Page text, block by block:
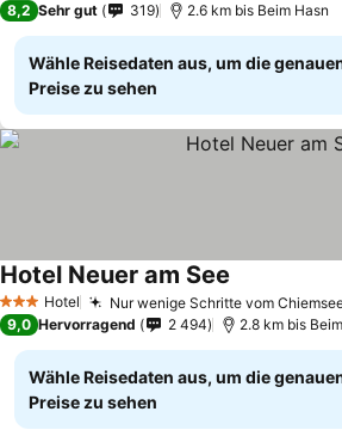
8,2 Sehr gut 319 2.6 km bis Beim Hasn
Wähle Reisedaten aus, um die
Preise zu sehen
3 SterneHotel Nur wenige Schritte vom
Hotel Neuer am See
9,0 Hervorragend 2 494 2.8 km bis
Wähle Reisedaten aus, um die
Preise zu sehen